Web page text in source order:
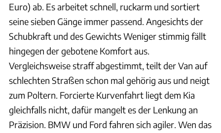
Euro) ab. Es arbeitet schnell, ruckarm und sortiert
seine sieben Gänge immer passend. Angesichts der
Schubkraft und des Gewichts Weniger stimmig fällt
hingegen der gebotene Komfort aus.
Vergleichsweise straff abgestimmt, teilt der Van auf
schlechten Straßen schon mal gehörig aus und neigt
zum Poltern. Forcierte Kurvenfahrt liegt dem Kia
gleichfalls nicht, dafür mangelt es der Lenkung an
Präzision. BMW und Ford fahren sich agiler. Wen das